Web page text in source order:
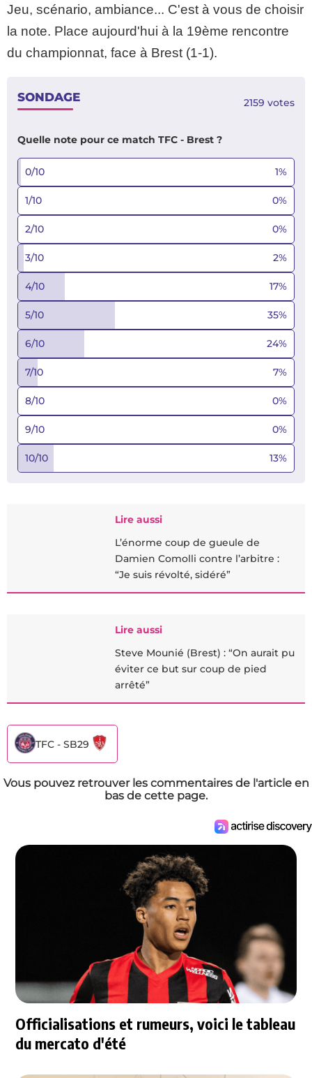
Jeu, scénario, ambiance... C'est à vous de choisir
la note. Place aujourd'hui à la 19ème rencontre
du championnat, face à Brest (1-1).
SONDAGE 2159 votes
Quelle note pour ce match TFC - Brest ?
0/10 1%
1/10 0%
2/10 0%
3/10 2%
4/10 17%
5/10 35%
6/10 24%
7/10 7%
8/10 0%
9/10 0%
10/10 13%
Lire aussi
L’énorme coup de gueule de
Damien Comolli contre l’arbitre :
“Je suis révolté, sidéré”
Lire aussi
Steve Mounié (Brest) : “On aurait pu
éviter ce but sur coup de pied
arrêté”
TFC - SB29
Vous pouvez retrouver les commentaires de l'article en
bas de cette page.
Officialisations et rumeurs, voici le tableau
du mercato d'été